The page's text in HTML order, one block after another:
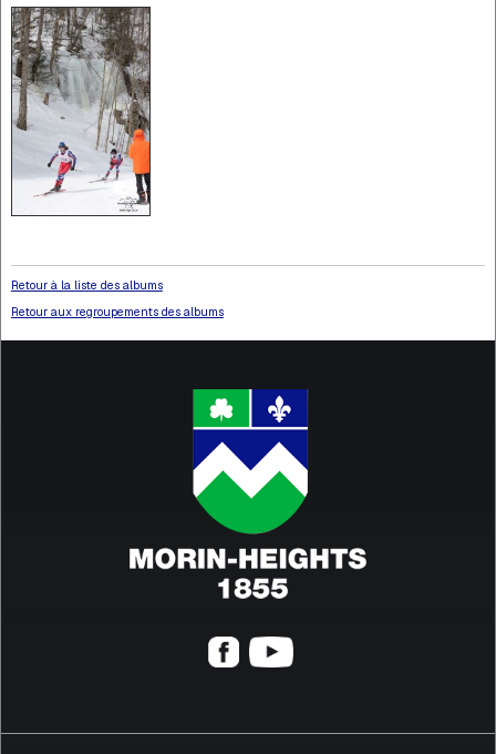
Retour à la liste des albums
Retour aux regroupements des albums